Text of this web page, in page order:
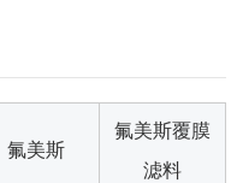
氟美斯
氟美斯覆膜
滤料